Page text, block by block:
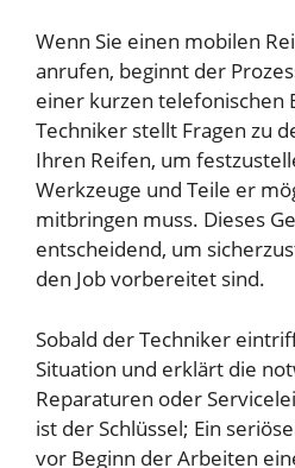
Wenn Sie einen mobilen
anrufen, beginnt der
einer kurzen telefonischen
Techniker stellt Fragen zu
Ihren Reifen, um
Werkzeuge und Teile er
mitbringen muss. Dieses
entscheidend, um
den Job vorbereitet sind.
Sobald der Techniker
Situation und erklärt die
Reparaturen oder
ist der Schlüssel; Ein
vor Beginn der Arbeiten